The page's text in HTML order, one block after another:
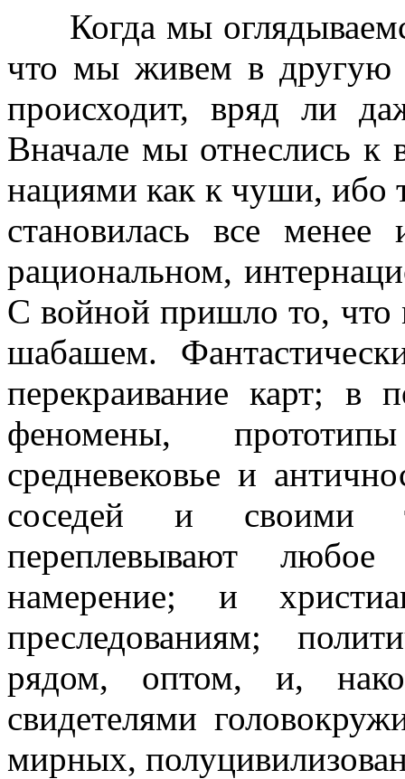
Когда мы
что мы живем в другую
происходит, вряд ли
Вначале мы отнеслись к
нациями как к чуши, ибо
становилась все
рациональном,
С войной пришло то, что
шабашем.
перекраивание карт; в
феномены,
средневековье и
соседей и своими
переплевывают любое
намерение; и
преследованиям;
рядом, оптом, и,
свидетелями
мирных,